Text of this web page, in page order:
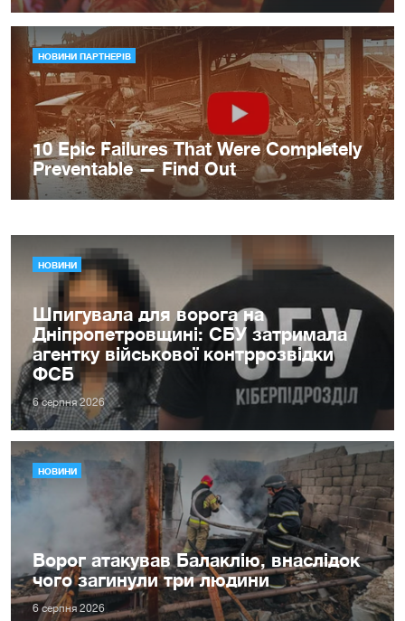
НОВИНИ
Шпигувала для ворога на
Дніпропетровщині: СБУ затримала
агентку військової контррозвідки
ФСБ
6 серпня 2026
НОВИНИ
Ворог атакував Балаклію, внаслідок
чого загинули три людини
6 серпня 2026